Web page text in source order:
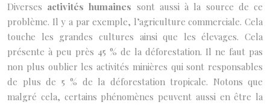
Diverses activités humaines sont aussi à la source de ce
problème. Il y a par exemple, l’agriculture commerciale. Cela
touche les grandes cultures ainsi que les élevages. Cela
présente à peu près 45 % de la déforestation. Il ne faut pas
non plus oublier les activités minières qui sont responsables
de plus de 5 % de la déforestation tropicale. Notons que
malgré cela, certains phénomènes peuvent aussi en être la